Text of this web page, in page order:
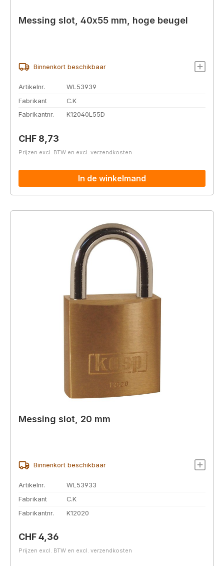
Messing slot, 40x55 mm, hoge beugel
Binnenkort beschikbaar
Artikelnr.
WL53939
Fabrikant
C.K
Fabrikantnr.
K12040L55D
Normale prijs:
CHF 8,73
Prijzen excl. BTW en excl. verzendkosten
In de winkelmand
Messing slot, 20 mm
Binnenkort beschikbaar
Artikelnr.
WL53933
Fabrikant
C.K
Fabrikantnr.
K12020
Normale prijs:
CHF 4,36
Prijzen excl. BTW en excl. verzendkosten